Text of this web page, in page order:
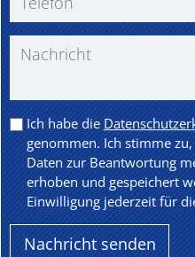
Ich habe die
genommen. Ich stimme
Daten zur Beantwortung
erhoben und gespeichert
Einwilligung jederzeit für